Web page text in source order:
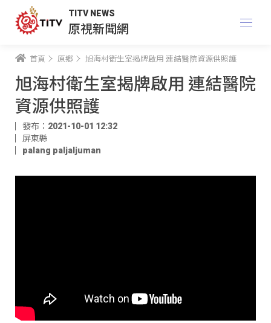
TITV NEWS
原視新聞網
首頁 原鄉 旭海村衛生室揭牌啟用 連結醫院資源供照護
旭海村衛生室揭牌啟用 連結醫院
資源供照護
發布：2021-10-01 12:32
屏東縣
palang paljaljuman